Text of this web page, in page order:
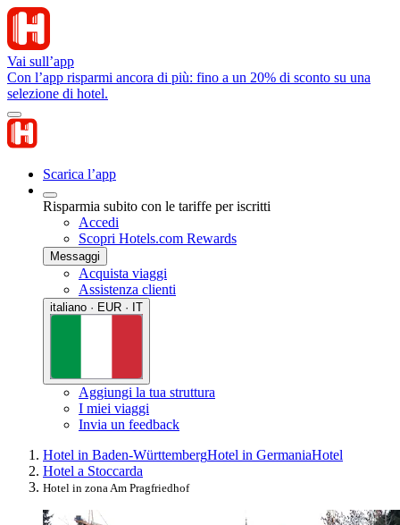
Vai sull’app
Con l’app risparmi ancora di più: fino a un 20% di sconto su una
selezione di hotel.
Scarica l’app
Risparmia subito con le tariffe per iscritti
Accedi
Scopri Hotels.com Rewards
Messaggi
Acquista viaggi
Assistenza clienti
italiano · EUR · IT
Aggiungi la tua struttura
I miei viaggi
Invia un feedback
Hotel in Baden-WürttembergHotel in GermaniaHotel
Hotel a Stoccarda
Hotel in zona Am Pragfriedhof